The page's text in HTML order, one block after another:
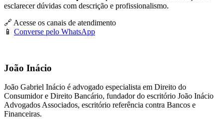
esclarecer dúvidas com descrição e profissionalismo.
🔗 Acesse os canais de atendimento
📱 Converse pelo WhatsApp
João Inácio
João Gabriel Inácio é advogado especialista em Direito do
Consumidor e Direito Bancário, fundador do escritório João Inácio
Advogados Associados, escritório referência contra Bancos e
Financeiras.